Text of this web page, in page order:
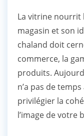
La vitrine nourrit
magasin et son
chaland doit
commerce, la
produits.
n’a pas de
privilégier la
l’image de votre